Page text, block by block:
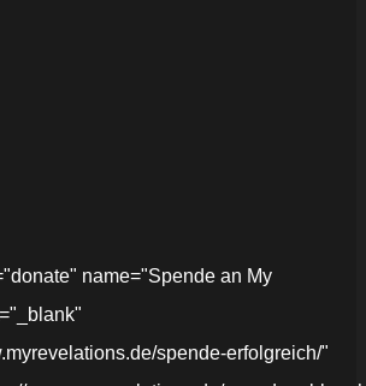
name="Spende an My
spende-erfolgreich/"